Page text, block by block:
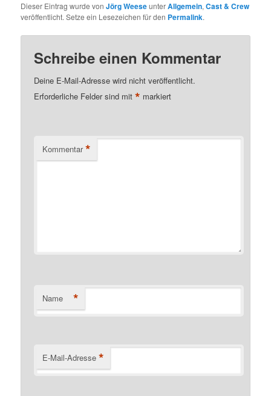
Dieser Eintrag wurde vonJörg WeeseunterAllgemein,Cast & Crew
veröffentlicht. Setze ein Lesezeichen für den Permalink.
Schreibe einen Kommentar
Deine E-Mail-Adresse wird nicht veröffentlicht.
Erforderliche Felder sind mit* markiert
Kommentar *
Name *
E-Mail-Adresse *